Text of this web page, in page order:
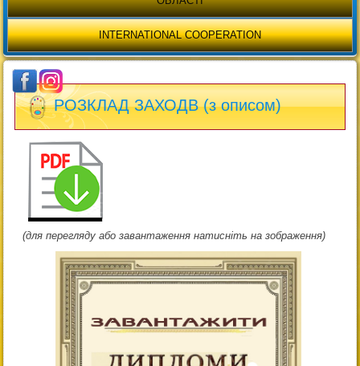
INTERNATIONAL COOPERATION
РОЗКЛАД ЗАХОДВ (з описом)
(для перегляду або завантаження натисніть на зображення)